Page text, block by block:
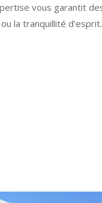
vous garantit
la tranquillité d’esprit.